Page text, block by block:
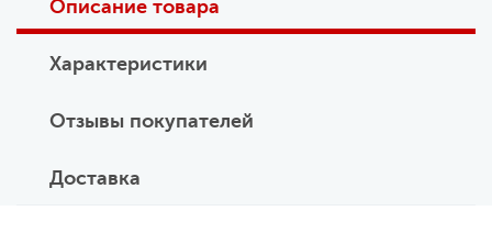
Описание товара
Характеристики
Отзывы покупателей
Доставка